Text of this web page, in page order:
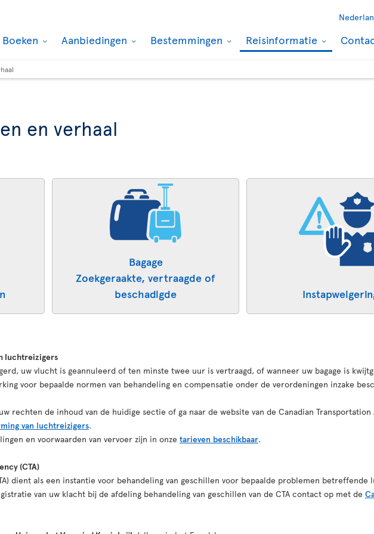
Boeken Aanbiedingen Bestemmingen Reisinformatie
en verhaal
Bagage
Zoekgeraakte, vertraagde of
beschadigde
luchtreizigers
uw vlucht is geannuleerd of ten minste twee uur is vertraagd, of wanneer uw bagage is
voor bepaalde normen van behandeling en compensatie onder de verordeningen inzake
rechten de inhoud van de huidige sectie of ga naar de website van de Canadian Transportation
van luchtreizigers.
en voorwaarden van vervoer zijn in onze tarieven beschikbaar.
(CTA)
dient als een instantie voor behandeling van geschillen voor bepaalde problemen betreffende
van uw klacht bij de afdeling behandeling van geschillen van de CTA contact op met de